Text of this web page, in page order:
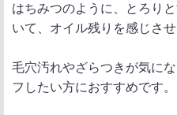
はちみつのように、とろり
いて、オイル残りを感じさ
毛穴汚れやざらつきが気に
フしたい方におすすめです。